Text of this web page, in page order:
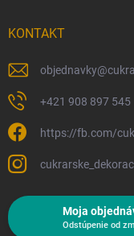
KONTAKT
objednavky@
+421 908 897 545
https://fb.com/
Moja
Odstúpenie od